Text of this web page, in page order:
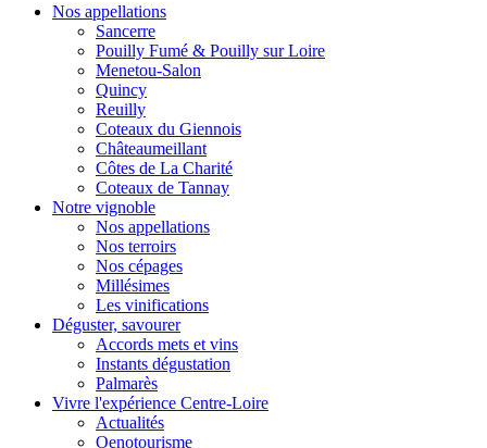
Nos appellations
Sancerre
Pouilly Fumé & Pouilly sur Loire
Menetou-Salon
Quincy
Reuilly
Coteaux du Giennois
Châteaumeillant
Côtes de La Charité
Coteaux de Tannay
Notre vignoble
Nos appellations
Nos terroirs
Nos cépages
Millésimes
Les vinifications
Déguster, savourer
Accords mets et vins
Instants dégustation
Palmarès
Vivre l'expérience Centre-Loire
Actualités
Oenotourisme